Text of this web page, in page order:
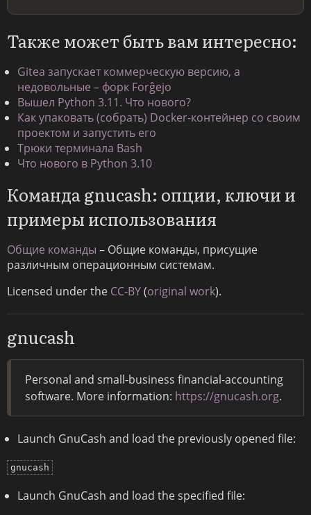
Также может быть вам интересно:
Gitea запускает коммерческую версию, а
недовольные – форк Forĝejo
Вышел Python 3.11. Что нового?
Как упаковать (собрать) Docker-контейнер со своим
проектом и запустить его
Трюки терминала Bash
Что нового в Python 3.10
Команда gnucash: опции, ключи и
примеры использования
Общие команды – Общие команды, присущие
различным операционным системам.
Licensed under the CC-BY(original work).
gnucash
Personal and small-business financial-accounting
software. More information: https://gnucash.org.
Launch GnuCash and load the previously opened file:
gnucash
Launch GnuCash and load the specified file: